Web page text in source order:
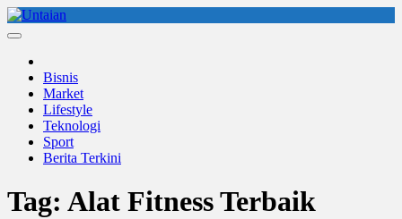
Skip
to
Bisnis
Market
Lifestyle
Teknologi
Sport
Berita Terkini
Tag: Alat Fitness Terbaik